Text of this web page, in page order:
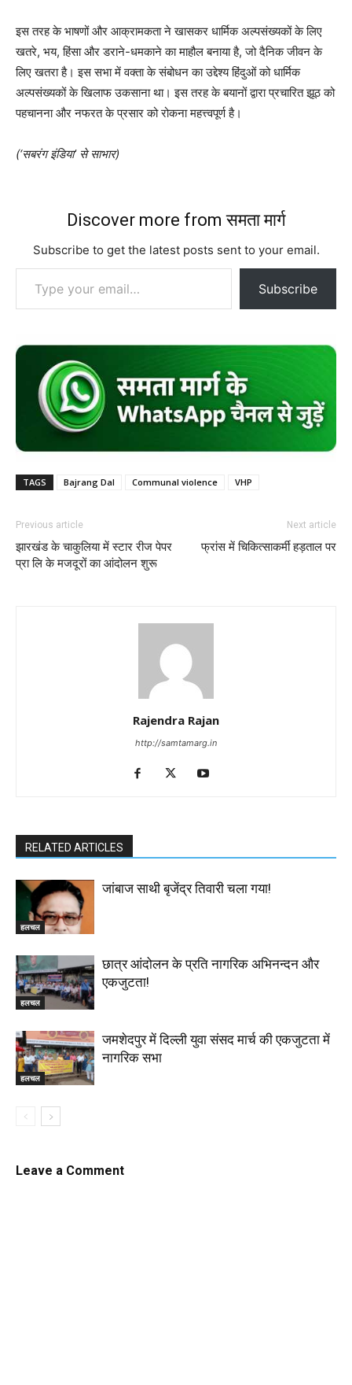
इस तरह के भाषणों और आक्रामकता ने खासकर धार्मिक अल्पसंख्यकों के लिए
खतरे, भय, हिंसा और डराने-धमकाने का माहौल बनाया है, जो दैनिक जीवन के
लिए खतरा है। इस सभा में वक्ता के संबोधन का उद्देश्य हिंदुओं को धार्मिक
अल्पसंख्यकों के खिलाफ उकसाना था। इस तरह के बयानों द्वारा प्रचारित झूठ को
पहचानना और नफरत के प्रसार को रोकना महत्त्वपूर्ण है।
(‘सबरंग इंडिया’ से साभार)
Discover more from समता मार्ग
Subscribe to get the latest posts sent to your email.
Type your email…
Subscribe
TAGS Bajrang Dal Communal violence VHP
Previous article
झारखंड के चाकुलिया में स्टार रीज पेपर
प्रा लि के मजदूरों का आंदोलन शुरू
Next article
फ्रांस में चिकित्साकर्मी हड़ताल पर
Rajendra Rajan
http://samtamarg.in
RELATED ARTICLES
हलचल
जांबाज साथी बृजेंद्र तिवारी चला गया!
हलचल
छात्र आंदोलन के प्रति नागरिक अभिनन्दन और
एकजुटता!
हलचल
जमशेदपुर में दिल्ली युवा संसद मार्च की एकजुटता में
नागरिक सभा
Leave a Comment